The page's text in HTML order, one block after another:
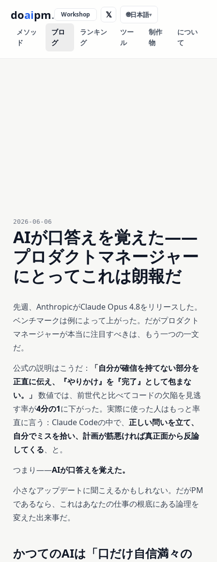
doaipm.
メソッ
ド
ブロ
グ
ランキン
グ
ツー
ル
制作
物
につい
て
Workshop 𝕏 🌐日本語▾
2026-06-06
AIが口答えを覚えた——
プロダクトマネージャー
にとってこれは朗報だ
先週、AnthropicがClaude Opus 4.8をリリースした。
ベンチマークは例によって上がった。だがプロダクト
マネージャーが本当に注目すべきは、もう一つの一文
だ。
公式の説明はこうだ：
「自分が確信を持てない部分を
正直に伝え、『やりかけ』を『完了』として包まな
い。」 数値では、前世代と比べてコードの欠陥を見逃
す率が4分の1に下がった。実際に使った人はもっと率
直に言う：Claude Codeの中で、 正しい問いを立て、
自分でミスを拾い、計画が筋悪ければ真正面から反論
してくる、と。
つまり——AIが口答えを覚えた。
小さなアップデートに聞こえるかもしれない。だがPM
であるなら、これはあなたの仕事の根底にある論理を
変えた出来事だ。
かつてのAIは「口だけ自信満々の